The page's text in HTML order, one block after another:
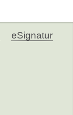
eSignatur